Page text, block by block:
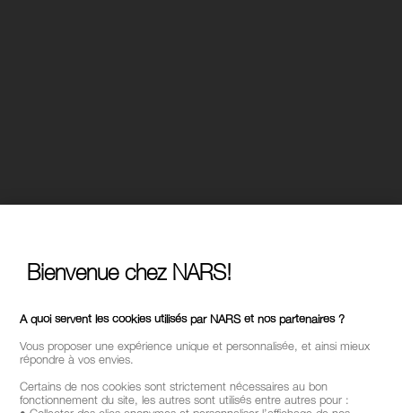
Bienvenue chez NARS!
A quoi servent les cookies utilisés par NARS et nos partenaires ?
Vous proposer une expérience unique et personnalisée, et ainsi mieux
répondre à vos envies.
Certains de nos cookies sont strictement nécessaires au bon
fonctionnement du site, les autres sont utilisés entre autres pour :